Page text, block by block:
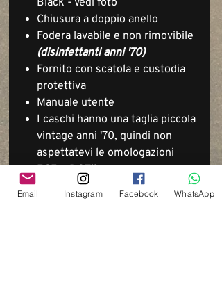
Chiusura a doppio anello
Fodera lavabile e non rimovibile
(disinfettanti anni '70)
Fornito con scatola e custodia
protettiva
Manuale utente
I caschi hanno una taglia piccola
vintage anni '70, quindi non
aspettatevi le omologazioni
ECE o DOT!!
Email Instagram Facebook WhatsApp